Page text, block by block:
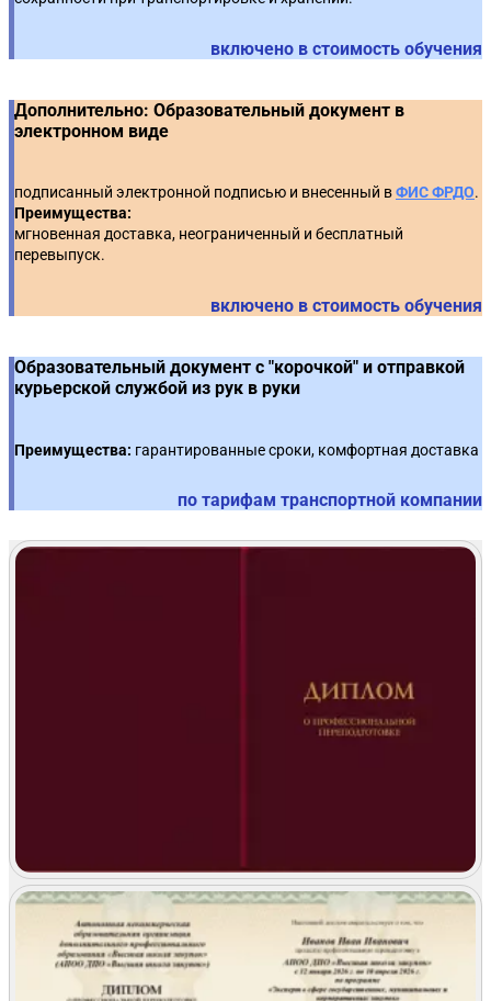
Размещение УПД в ЕИС
19
Тренажера ЕИС*: Электронное актирование
Росэлторг)
🔥 Практический кейс (видеоинструкция):
ЗаказРФ)
🔥 Практический кейс (видеоинструкция):
Тендер, Росэлторг, ТЭК-Торг, ЗаказРФ)
7
🔥 Практический кейс (видеоинструкция):
Подписание контракта на ЭТП (РТС-Тендер,ТЭК-Торг,
включено в стоимость обучения
Дополнительно: Образовательный документ в
электронном виде
подписанный электронной подписью и внесенный вФИС ФРДО.
Преимущества:
мгновенная доставка, неограниченный и бесплатный
перевыпуск.
включено в стоимость обучения
Образовательный документ с "корочкой" и отправкой
курьерской службой из рук в руки
Преимущества: гарантированные сроки, комфортная доставка
по тарифам транспортной компании